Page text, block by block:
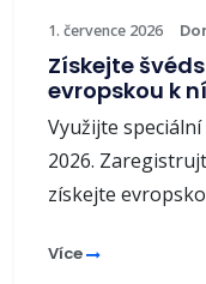
1. července 2026
Získejte
evropskou k
Využijte
2026.
získejte
Více